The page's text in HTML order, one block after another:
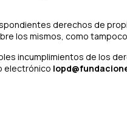
derechos de
los mismos, como
incumplimientos de los
electrónico